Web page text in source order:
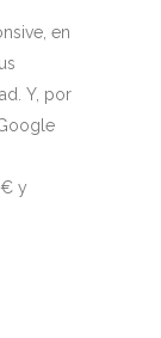
en
Y, por
y